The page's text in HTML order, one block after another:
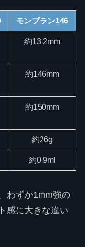
モンブラン146
約13.2mm
約146mm
約150mm
約26g
約0.9ml
わずか1mm強の
感に大きな違い